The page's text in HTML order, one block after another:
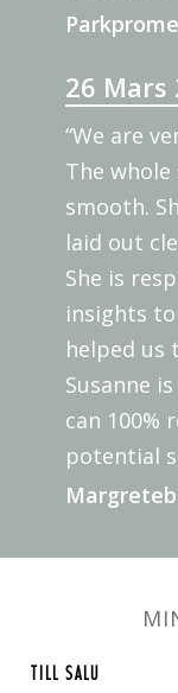
26 Mars
“We are
The whole
smooth.
laid out
She is
insights
helped us
Susanne
can 100%
potential
TILL SALU